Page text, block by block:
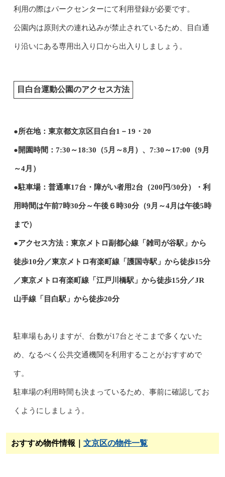
利用の際はパークセンターにて利用登録が必要です。
公園内は原則犬の連れ込みが禁止されているため、目白通
り沿いにある専用出入り口から出入りしましょう。
目白台運動公園のアクセス方法
●所在地：東京都文京区目白台1－19・20
●開園時間：7:30～18:30（5月～8月）、7:30～17:00（9月
～4月）
●駐車場：普通車17台・障がい者用2台（200円/30分）・利
用時間は午前7時30分～午後６時30分（9月～4月は午後5時
まで）
●アクセス方法：東京メトロ副都心線「雑司が谷駅」から
徒歩10分／東京メトロ有楽町線「護国寺駅」から徒歩15分
／東京メトロ有楽町線「江戸川橋駅」から徒歩15分／JR
山手線「目白駅」から徒歩20分
駐車場もありますが、台数が17台とそこまで多くないた
め、なるべく公共交通機関を利用することがおすすめで
す。
駐車場の利用時間も決まっているため、事前に確認してお
くようにしましょう。
おすすめ物件情報｜ 文京区の物件一覧